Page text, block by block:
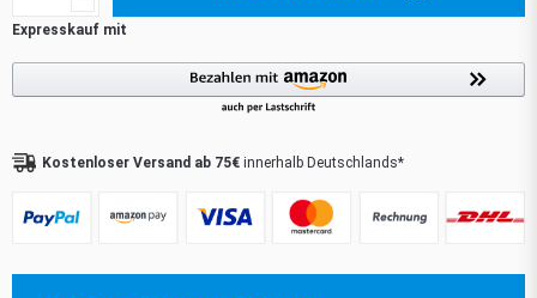
Kostenloser Versand ab 75€ innerhalb Deutschlands*